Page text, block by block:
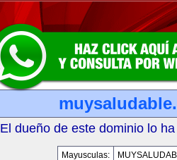
El dueño de este dominio lo
Mayusculas: